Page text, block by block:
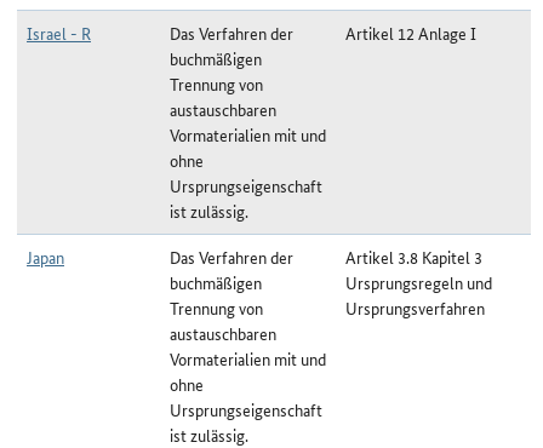
Israel - R
Das Verfahren der
buchmäßigen
Trennung von
austauschbaren
Vormaterialien mit und
ohne
Ursprungseigenschaft
ist zulässig.
Artikel 12 Anlage I
Japan
Das Verfahren der
buchmäßigen
Trennung von
austauschbaren
Vormaterialien mit und
ohne
Ursprungseigenschaft
ist zulässig.
Artikel 3.8 Kapitel 3
Ursprungsregeln und
Ursprungsverfahren